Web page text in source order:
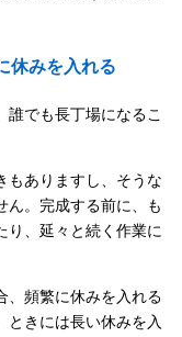
休みを入れる
でも長丁場になるこ
もありますし、そうな
ん。完成する前に、も
り、延々と続く作業に
、頻繁に休みを入れる
ときには長い休みを入